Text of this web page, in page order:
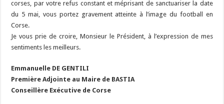
corses, par votre refus constant et méprisant de sanctuariser la date
du 5 mai, vous portez gravement atteinte à l’image du football en
Corse.
Je vous prie de croire, Monsieur le Président, à l’expression de mes
sentiments les meilleurs.
Emmanuelle DE GENTILI
Première Adjointe au Maire de BASTIA
Conseillère Exécutive de Corse